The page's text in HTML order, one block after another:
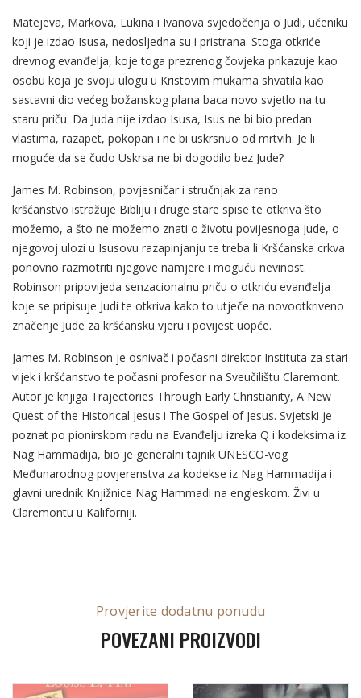
Matejeva, Markova, Lukina i Ivanova svjedočenja o Judi, učeniku
koji je izdao Isusa, nedosljedna su i pristrana. Stoga otkriće
drevnog evanđelja, koje toga prezrenog čovjeka prikazuje kao
osobu koja je svoju ulogu u Kristovim mukama shvatila kao
sastavni dio većeg božanskog plana baca novo svjetlo na tu
staru priču. Da Juda nije izdao Isusa, Isus ne bi bio predan
vlastima, razapet, pokopan i ne bi uskrsnuo od mrtvih. Je li
moguće da se čudo Uskrsa ne bi dogodilo bez Jude?
James M. Robinson, povjesničar i stručnjak za rano
kršćanstvo istražuje Bibliju i druge stare spise te otkriva što
možemo, a što ne možemo znati o životu povijesnoga Jude, o
njegovoj ulozi u Isusovu razapinjanju te treba li Kršćanska crkva
ponovno razmotriti njegove namjere i moguću nevinost.
Robinson pripovijeda senzacionalnu priču o otkriću evanđelja
koje se pripisuje Judi te otkriva kako to utječe na novootkriveno
značenje Jude za kršćansku vjeru i povijest uopće.
James M. Robinson je osnivač i počasni direktor Instituta za stari
vijek i kršćanstvo te počasni profesor na Sveučilištu Claremont.
Autor je knjiga Trajectories Through Early Christianity, A New
Quest of the Historical Jesus i The Gospel of Jesus. Svjetski je
poznat po pionirskom radu na Evanđelju izreka Q i kodeksima iz
Nag Hammadija, bio je generalni tajnik UNESCO-vog
Međunarodnog povjerenstva za kodekse iz Nag Hammadija i
glavni urednik Knjižnice Nag Hammadi na engleskom. Živi u
Claremontu u Kaliforniji.
Provjerite dodatnu ponudu
POVEZANI PROIZVODI